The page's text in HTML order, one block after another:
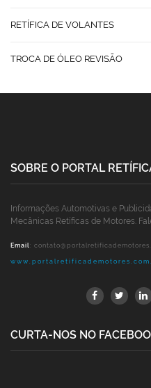
RETÍFICA DE VOLANTES
TROCA DE ÓLEO REVISÃO
SOBRE O PORTAL
Informações Automotivas e
Mecânicas Retíficas de Motores.
Email:
CURTA-NOS NO